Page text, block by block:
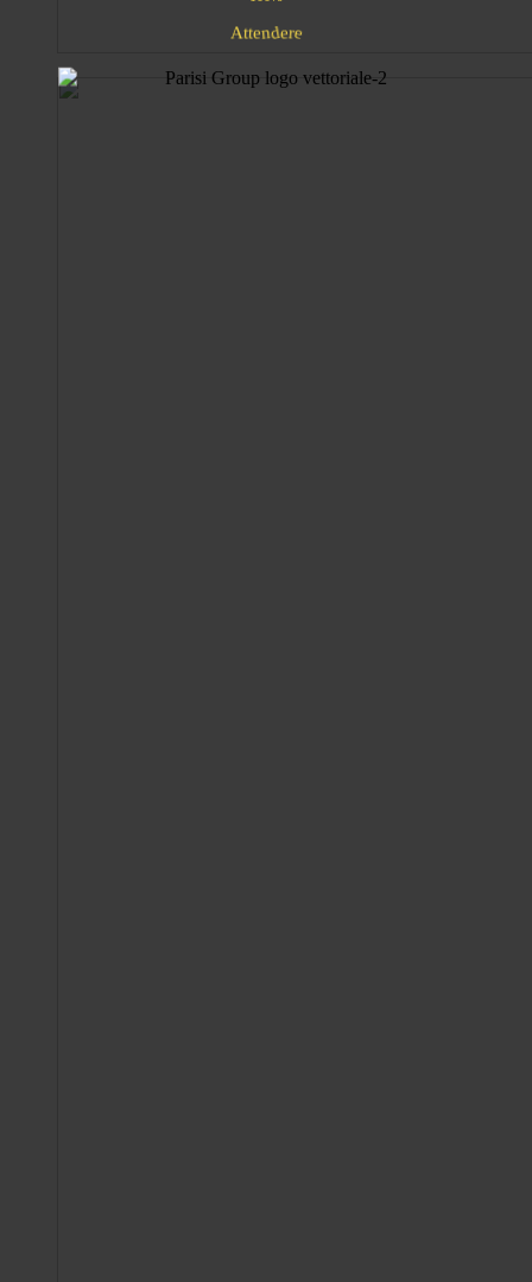
Attendere